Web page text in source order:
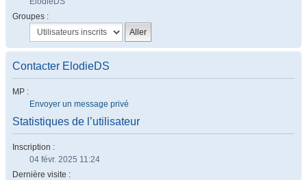
Groupes :
Contacter ElodieDS
MP :
Envoyer un message privé
Statistiques de l’utilisateur
Inscription :
04 févr. 2025 11:24
Dernière visite :